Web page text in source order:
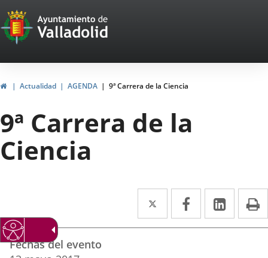
Portal
Web
del
Ayuntamiento
de
Valladolid
HomeActualidad AGENDA 9ª Carrera de la Ciencia
9ª Carrera de la
Ciencia
Twitter
Enlace
a
Facebook
Enlace
a
Enlace
a
Datos
delFechas del evento